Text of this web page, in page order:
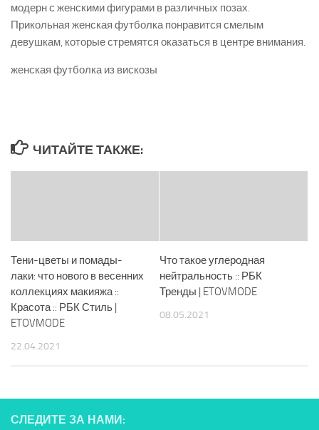
модерн с женскими фигурами в различных позах.
Прикольная женская футболка понравится смелым
девушкам, которые стремятся оказаться в центре внимания.
женская футболка из вискозы
ЧИТАЙТЕ ТАКЖЕ:
Тени-цветы и помады-
лаки: что нового в весенних
коллекциях макияжа ::
Красота :: РБК Стиль |
ETOVMODE
22.04.2021
Что такое углеродная
нейтральность :: РБК
Тренды | ETOVMODE
08.05.2021
СЛЕДИТЕ ЗА НАМИ: